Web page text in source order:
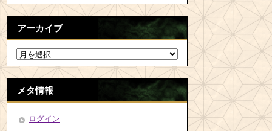
アーカイブ
メタ情報
ログイン